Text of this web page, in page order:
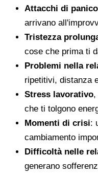
Attacchi di panico
arrivano
Tristezza
cose che prima ti
Problemi nella
ripetitivi, distanza
Stress lavorativo,
che ti tolgono
Momenti di crisi:
cambiamento
Difficoltà nelle
generano